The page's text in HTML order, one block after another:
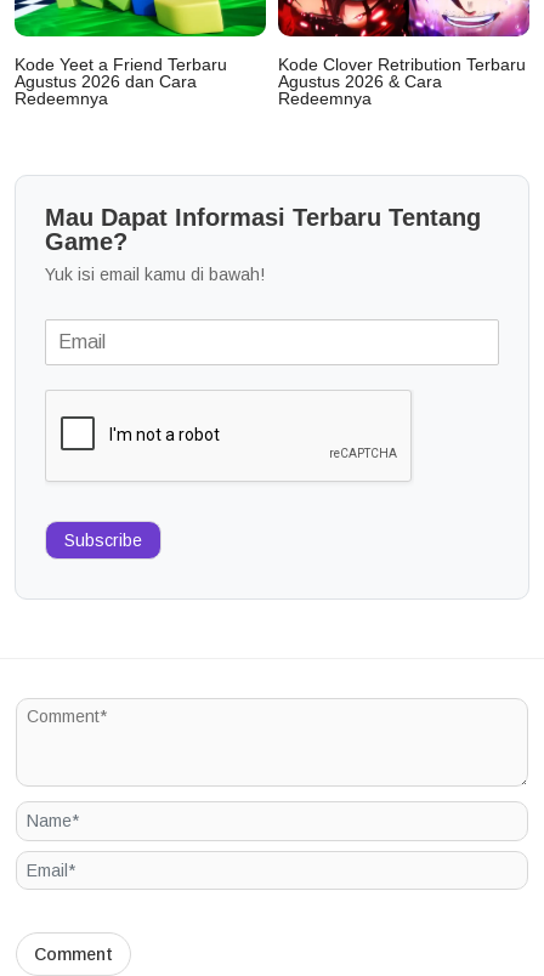
Kode Yeet a Friend Terbaru
Agustus 2026 dan Cara
Redeemnya
Kode Clover Retribution Terbaru
Agustus 2026 & Cara
Redeemnya
Mau Dapat Informasi Terbaru Tentang
Game?
Yuk isi email kamu di bawah!
Subscribe